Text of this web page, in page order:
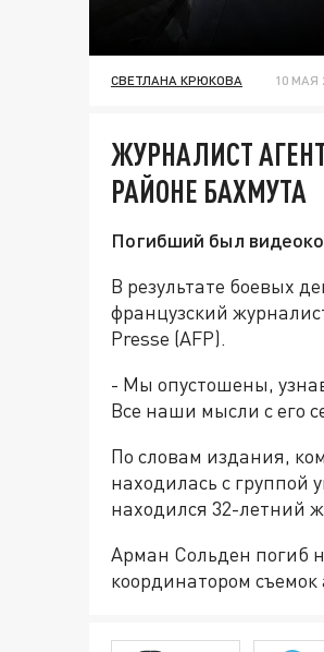
СВЕТЛАНА КРЮКОВА 10 МАЯ
ЖУРНАЛИСТ
РАЙОНЕ БАХМУТА
Погибший был
В результате боевых
французский
Presse (AFP).
- Мы опустошены,
Все наши мысли с его
По словам издания,
находилась с группой
находился 32-летний
Арман Сольден погиб
координатором съемок